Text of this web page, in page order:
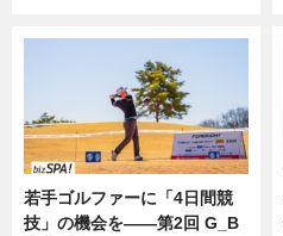
若手ゴルファーに「4日間競
技」の機会を——第2回 G_B